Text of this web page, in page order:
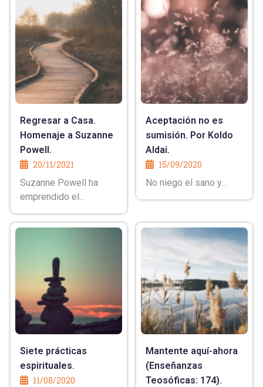
Regresar a Casa.
Homenaje a Suzanne
Powell.
20/11/2021
Suzanne Powell ha
emprendido el...
Aceptación no es
sumisión. Por Koldo
Aldai.
15/09/2020
No niego el sano y...
Siete prácticas
espirituales.
11/08/2020
Mantente aquí-ahora
(Enseñanzas
Teosóficas: 174).